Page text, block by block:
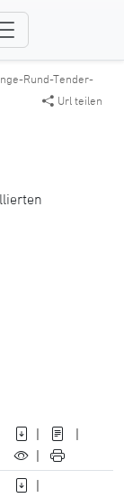
Rund-Tender-
Url teilen
|
|
|
|